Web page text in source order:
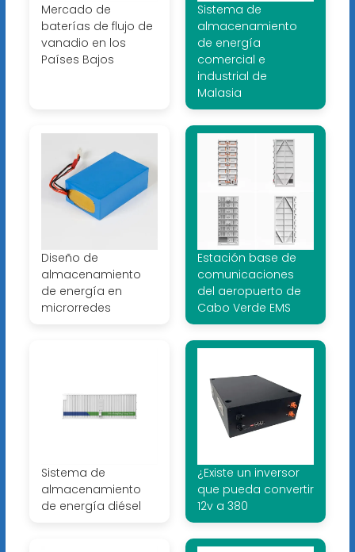
Mercado de
baterías de flujo de
vanadio en los
Países Bajos
Sistema de
almacenamiento
de energía
comercial e
industrial de
Malasia
Diseño de
almacenamiento
de energía en
microrredes
Estación base de
comunicaciones
del aeropuerto de
Cabo Verde EMS
Sistema de
almacenamiento
de energía diésel
¿Existe un inversor
que pueda convertir
12v a 380